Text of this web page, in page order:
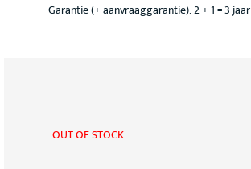
Garantie (+ aanvraaggarantie): 2 + 1 = 3 jaar
OUT OF STOCK